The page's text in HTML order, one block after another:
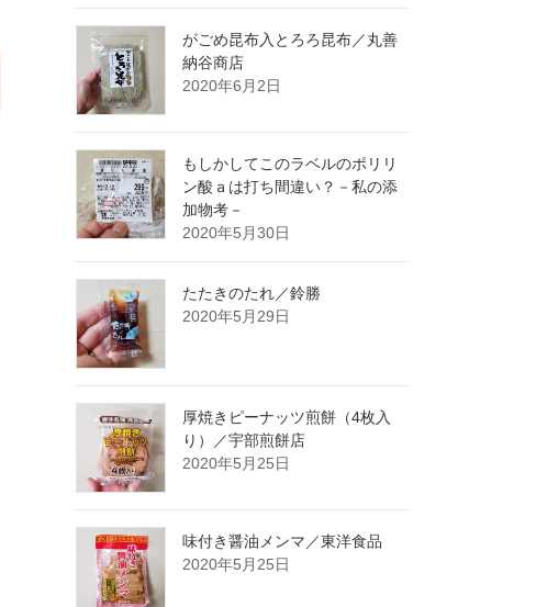
がごめ昆布入とろろ昆布／丸善
納谷商店
2020年6月2日
もしかしてこのラベルのポリリ
ン酸ａは打ち間違い？－私の添
加物考－
2020年5月30日
たたきのたれ／鈴勝
2020年5月29日
厚焼きピーナッツ煎餅（4枚入
り）／宇部煎餅店
2020年5月25日
味付き醤油メンマ／東洋食品
2020年5月25日